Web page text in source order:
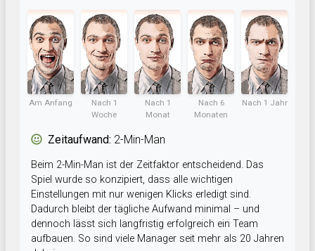
Am Anfang
Nach 1
Woche
Nach 1
Monat
Nach 6
Monaten
Nach 1 Jahr
Zeitaufwand: 2-Min-Man
Beim 2-Min-Man ist der Zeitfaktor entscheidend. Das
Spiel wurde so konzipiert, dass alle wichtigen
Einstellungen mit nur wenigen Klicks erledigt sind.
Dadurch bleibt der tägliche Aufwand minimal – und
dennoch lässt sich langfristig erfolgreich ein Team
aufbauen. So sind viele Manager seit mehr als 20 Jahren